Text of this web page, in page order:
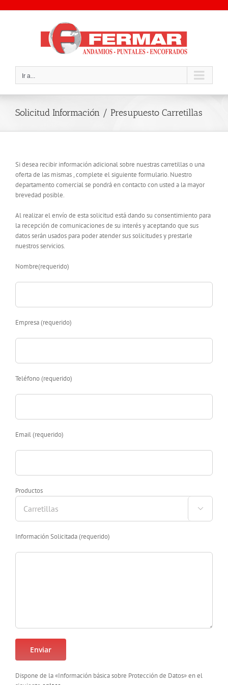
Ir a...
Solicitud Información / Presupuesto Carretillas
Si desea recibir información adicional sobre nuestras carretillas o una
oferta de las mismas , complete el siguiente formulario. Nuestro
departamento comercial se pondrá en contacto con usted a la mayor
brevedad posible.
Al realizar el envío de esta solicitud está dando su consentimiento para
la recepción de comunicaciones de su interés y aceptando que sus
datos serán usados para poder atender sus solicitudes y prestarle
nuestros servicios.
Nombre(requerido)
Empresa (requerido)
Teléfono (requerido)
Email (requerido)
Productos

Información Solicitada (requerido)
Dispone de la «Información básica sobre Protección de Datos» en el